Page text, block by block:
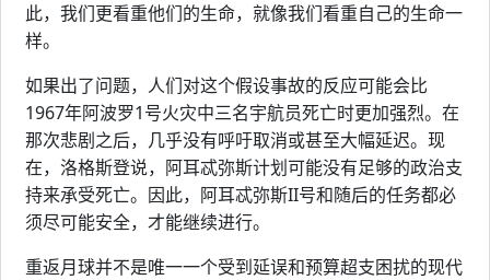
此，我们更看重他们的生命，就像我们看重自己的生命一
样。
如果出了问题，人们对这个假设事故的反应可能会比
1967年阿波罗1号火灾中三名宇航员死亡时更加强烈。在
那次悲剧之后，几乎没有呼吁取消或甚至大幅延迟。现
在，洛格斯登说，阿耳忒弥斯计划可能没有足够的政治支
持来承受死亡。因此，阿耳忒弥斯II号和随后的任务都必
须尽可能安全，才能继续进行。
重返月球并不是唯一一个受到延误和预算超支困扰的现代